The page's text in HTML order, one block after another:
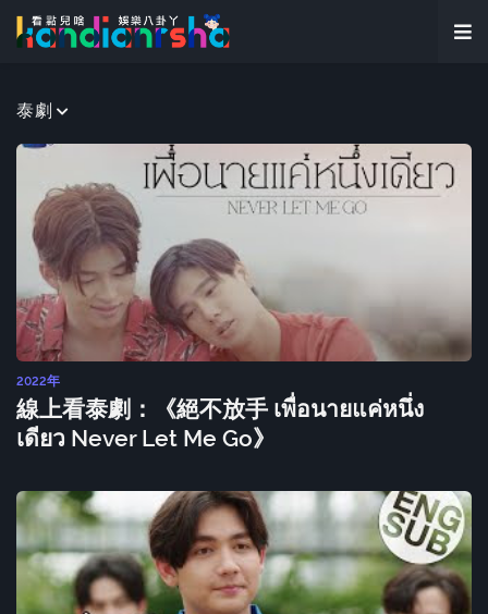
泰劇
2022年
線上看泰劇：《絕不放手 เพื่อนายแค่หนึ่ง
เดียว Never Let Me Go》